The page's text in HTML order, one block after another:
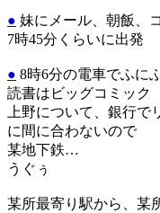
● 妹にメール、朝飯、
7時45分くらいに出発
● 8時6分の電車でふに
読書はビッグコミック
上野について、銀行
に間に合わないので
某地下鉄…
うぐぅ
某所最寄り駅から、某